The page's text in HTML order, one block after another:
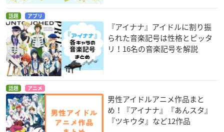
話題 アプリ
『アイナナ』アイドルに割り振
られた音楽記号は性格とピッタ
リ！16名の音楽記号を解説
話題 アニメ
男性アイドルアニメ作品まと
め！『アイナナ』『あんスタ』
『ツキウタ』など12作品